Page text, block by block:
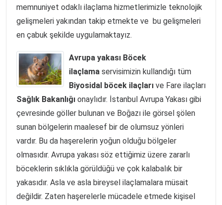
memnuniyet odaklı ilaçlama hizmetlerimizle teknolojik
gelişmeleri yakından takip etmekte ve bu gelişmeleri
en çabuk şekilde uygulamaktayız.
Avrupa yakası Böcek
ilaçlamaservisimizin kullandığı tüm
Biyosidal böcek ilaçlarıve Fare ilaçları
Sağlık Bakanlığı onaylıdır. İstanbul Avrupa Yakası gibi
çevresinde göller bulunan ve Boğazı ile görsel şölen
sunan bölgelerin maalesef bir de olumsuz yönleri
vardır. Bu da haşerelerin yoğun olduğu bölgeler
olmasıdır. Avrupa yakası söz ettiğimiz üzere zararlı
böceklerin sıklıkla görüldüğü ve çok kalabalık bir
yakasıdır. Asla ve asla bireysel ilaçlamalara müsait
değildir. Zaten haşerelerle mücadele etmede kişisel